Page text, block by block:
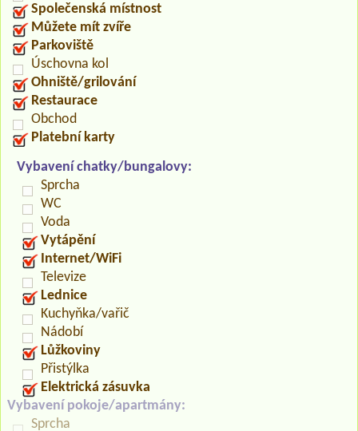
Společenská místnost
Můžete mít zvíře
Parkoviště
Úschovna kol
Ohniště/grilování
Restaurace
Obchod
Platební karty
Vybavení chatky/bungalovy:
Sprcha
WC
Voda
Vytápění
Internet/WiFi
Televize
Lednice
Kuchyňka/vařič
Nádobí
Lůžkoviny
Přistýlka
Elektrická zásuvka
Vybavení pokoje/apartmány:
Sprcha